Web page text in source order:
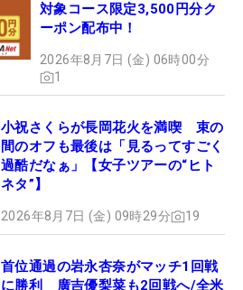
対象コース限定3,500円分ク
ーポン配布中！
2026年8月7日 (金) 06時00分
1
小祝さくらが長岡花火を満喫 束の
間のオフも最後は「見るってすごく
過酷だなぁ」【女子ツアーの“ヒト
ネタ”】
2026年8月7日 (金) 09時29分 19
首位通過の岩永杏奈がマッチ1回戦
に勝利 廣吉優梨菜も2回戦へ/全米